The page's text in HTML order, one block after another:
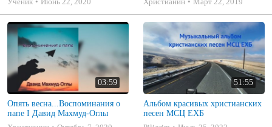
03:59
Опять весна...Воспоминания о
папе I Давид Махмуд-Оглы
51:55
Альбом красивых христианских
песен МСЦ ЕХБ